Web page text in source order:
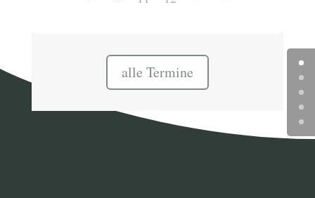
alle Termine